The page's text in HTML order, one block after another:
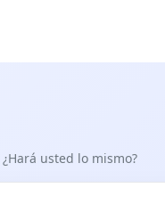
usted lo mismo?